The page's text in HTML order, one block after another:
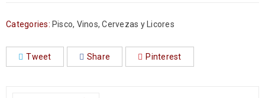
Categories: Pisco, Vinos, Cervezas y Licores
Tweet Share Pinterest